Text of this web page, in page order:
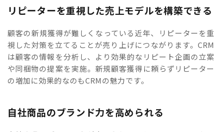
リピーターを重視した売上モデルを構築できる
顧客の新規獲得が難しくなっている近年、リピーターを重
視した対策を立てることが売り上げにつながります。CRM
は顧客の情報を分析し、より効果的なリピート企画の立案
や同梱物の提案を実施。新規顧客獲得に頼らずリピーター
の増加に効果的なのもCRMの魅力です。
自社商品のブランド力を高められる